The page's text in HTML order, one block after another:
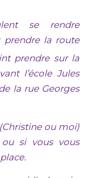
se rendre
prendre la route
prendre sur la
l’école Jules
la rue Georges
ou moi)
si vous vous